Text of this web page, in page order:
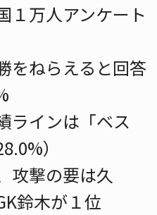
１万人アンケート
をねらえると回答
ラインは「ベス
）
攻撃の要は久
鈴木が１位